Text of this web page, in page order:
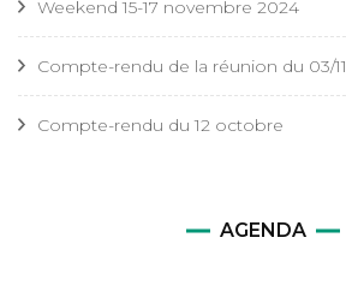
Weekend 15-17 novembre 2024
Compte-rendu de la réunion du 03/11
Compte-rendu du 12 octobre
AGENDA